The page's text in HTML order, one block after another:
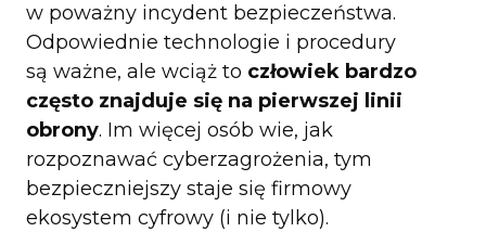
w poważny incydent bezpieczeństwa.
Odpowiednie technologie i procedury
są ważne, ale wciąż to człowiek bardzo
często znajduje się na pierwszej linii
obrony. Im więcej osób wie, jak
rozpoznawać cyberzagrożenia, tym
bezpieczniejszy staje się firmowy
ekosystem cyfrowy (i nie tylko).